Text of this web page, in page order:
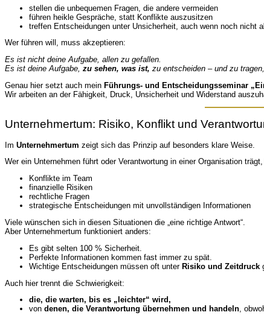
stellen die unbequemen Fragen, die andere vermeiden
führen heikle Gespräche, statt Konflikte auszusitzen
treffen Entscheidungen unter Unsicherheit, auch wenn noch nicht
Wer führen will, muss akzeptieren:
Es ist nicht deine Aufgabe, allen zu gefallen.
Es ist deine Aufgabe, zu sehen, was ist, zu entscheiden – und zu
Genau hier setzt auch mein Führungs- und Entscheidungsseminar
Wir arbeiten an der Fähigkeit, Druck, Unsicherheit und Widerstand
Unternehmertum: Risiko, Konflikt und
Im Unternehmertum zeigt sich das Prinzip auf besonders klare Weise.
Wer ein Unternehmen führt oder Verantwortung in einer Organisation
Konflikte im Team
finanzielle Risiken
rechtliche Fragen
strategische Entscheidungen mit unvollständigen Informationen
Viele wünschen sich in diesen Situationen die „eine richtige Antwort“.
Aber Unternehmertum funktioniert anders:
Es gibt selten 100 % Sicherheit.
Perfekte Informationen kommen fast immer zu spät.
Wichtige Entscheidungen müssen oft unter Risiko und Zeitdruck
Auch hier trennt die Schwierigkeit:
die, die warten, bis es „leichter“ wird,
von denen, die Verantwortung übernehmen und handeln,